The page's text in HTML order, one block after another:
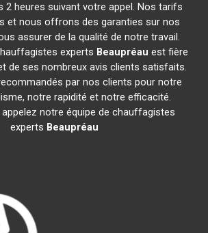
2 heures suivant votre appel. Nos tarifs
et nous offrons des garanties sur nos
assurer de la qualité de notre travail.
experts Beaupréau est fière
de ses nombreux avis clients satisfaits.
par nos clients pour notre
notre rapidité et notre efficacité.
notre équipe de chauffagistes
experts Beaupréau